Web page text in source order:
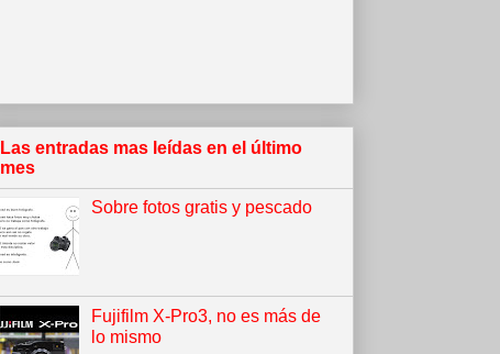
Las entradas mas leídas en el último
mes
Sobre fotos gratis y pescado
Fujifilm X-Pro3, no es más de
lo mismo